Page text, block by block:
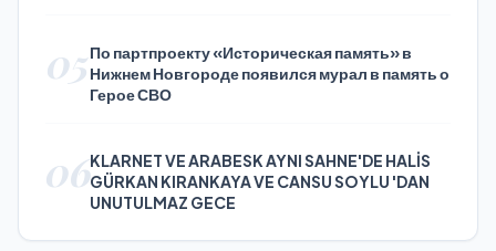
05По партпроекту «Историческая память» в
Нижнем Новгороде появился мурал в память о
Герое СВО
06KLARNET VE ARABESK AYNI SAHNE'DE HALİS
GÜRKAN KIRANKAYA VE CANSU SOYLU 'DAN
UNUTULMAZ GECE